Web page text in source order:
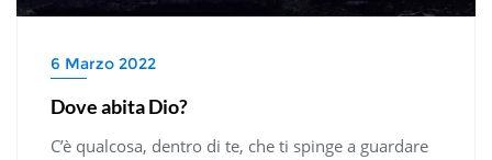
6 Marzo 2022
Dove abita Dio?
C’è qualcosa, dentro di te, che ti spinge a guardare